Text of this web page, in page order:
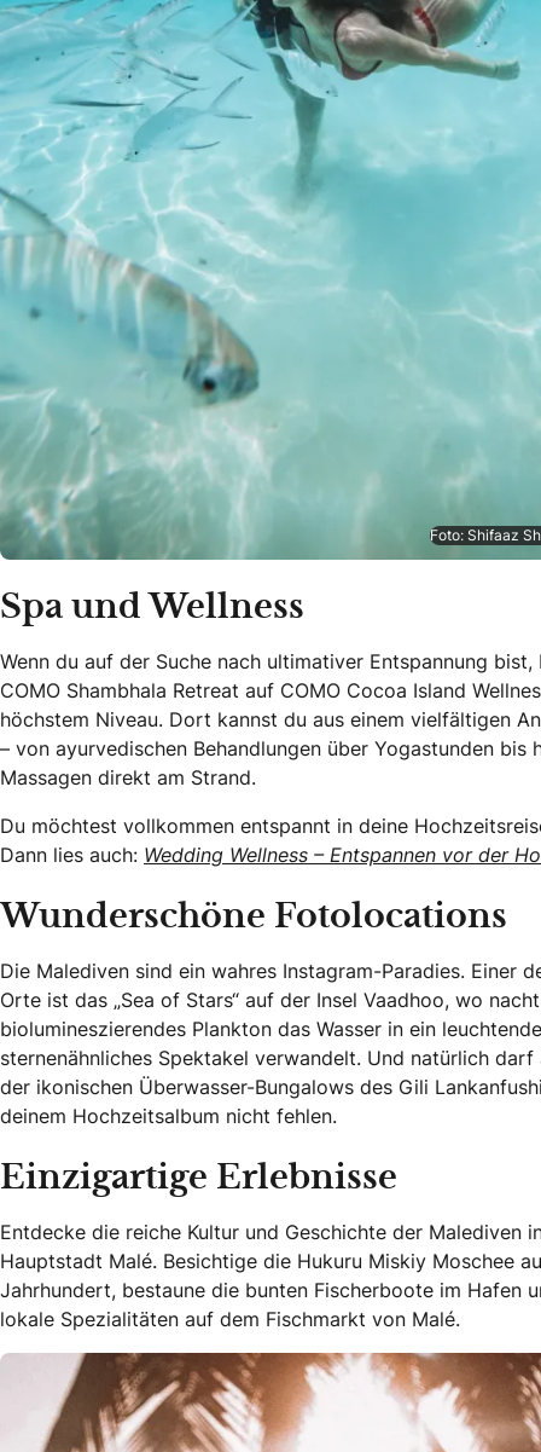
Foto: Shifaaz
Spa und Wellness
Wenn du auf der Suche nach ultimativer Entspannung
COMO Shambhala Retreat auf COMO Cocoa Island
höchstem Niveau. Dort kannst du aus einem vielfältigen
– von ayurvedischen Behandlungen über Yogastunden bis
Massagen direkt am Strand.
Du möchtest vollkommen entspannt in deine
Dann lies auch: Wedding Wellness – Entspannen vor der
Wunderschöne Fotolocations
Die Malediven sind ein wahres Instagram-Paradies. Einer
Orte ist das „Sea of Stars“ auf der Insel Vaadhoo, wo
biolumineszierendes Plankton das Wasser in ein
sternenähnliches Spektakel verwandelt. Und natürlich darf
der ikonischen Überwasser-Bungalows des Gili
deinem Hochzeitsalbum nicht fehlen.
Einzigartige Erlebnisse
Entdecke die reiche Kultur und Geschichte der Malediven
Hauptstadt Malé. Besichtige die Hukuru Miskiy Moschee
Jahrhundert, bestaune die bunten Fischerboote im Hafen
lokale Spezialitäten auf dem Fischmarkt von Malé.